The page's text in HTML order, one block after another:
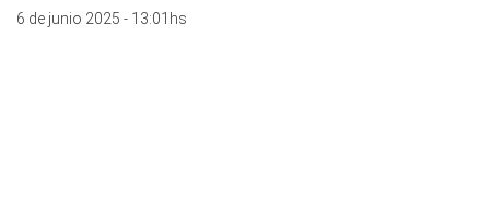
6 de junio 2025 - 13:01hs